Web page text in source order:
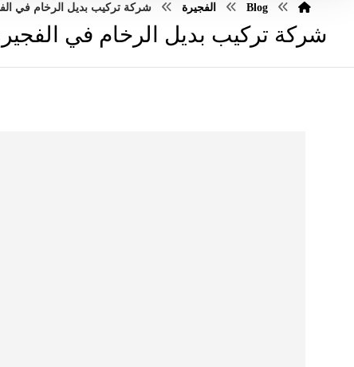
Blog الفجيرة شركة تركيب بديل الرخام في الفجيرة
شركة تركيب بديل الرخام في الفجيرة